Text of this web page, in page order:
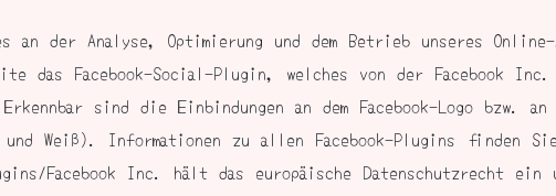
an der Analyse, Optimierung und dem Betrieb unseres
das Facebook-Social-Plugin, welches von der Facebook Inc.
sind die Einbindungen an dem Facebook-Logo bzw.
Weiß). Informationen zu allen Facebook-Plugins finden
Facebook Inc. hält das europäische Datenschutzrecht